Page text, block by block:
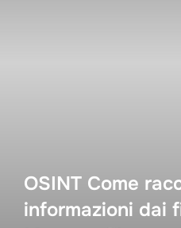
OSINT Come
informazioni dai